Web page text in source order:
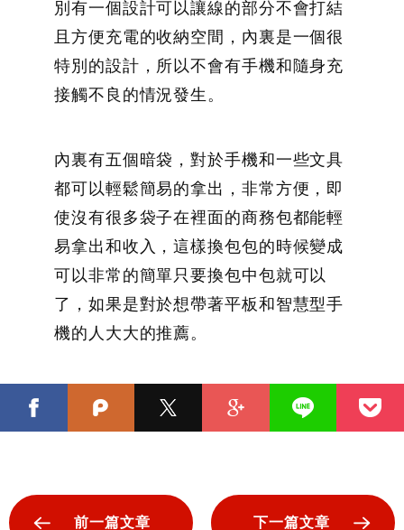
別有一個設計可以讓線的部分不會打結
且方便充電的收納空間，內裏是一個很
特別的設計，所以不會有手機和隨身充
接觸不良的情況發生。
內裏有五個暗袋，對於手機和一些文具
都可以輕鬆簡易的拿出，非常方便，即
使沒有很多袋子在裡面的商務包都能輕
易拿出和收入，這樣換包包的時候變成
可以非常的簡單只要換包中包就可以
了，如果是對於想帶著平板和智慧型手
機的人大大的推薦。
前一篇文章 下一篇文章